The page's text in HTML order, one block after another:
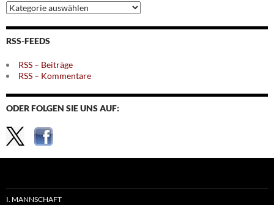
Archiv
nach
Themen
RSS-FEEDS
RSS – Beiträge
RSS – Kommentare
ODER FOLGEN SIE UNS AUF:
I. MANNSCHAFT